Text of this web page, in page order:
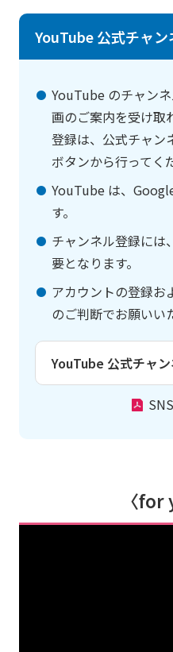
採用情報 団体向けサ
各種帳票ダ
あなたが最
YouTube 公式チャン
YouTube のチャン
画のご案内を受け取
登録は、公式チャン
ボタンから行ってく
YouTube は、
す。
チャンネル登録には
要となります。
アカウントの登録お
のご判断でお願いい
YouTube 公式チャ
〈for